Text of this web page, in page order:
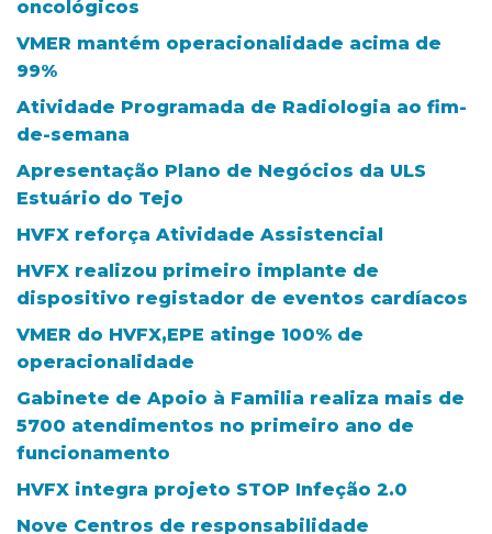
oncológicos
VMER mantém operacionalidade acima de
99%
Atividade Programada de Radiologia ao fim-
de-semana
Apresentação Plano de Negócios da ULS
Estuário do Tejo
HVFX reforça Atividade Assistencial
HVFX realizou primeiro implante de
dispositivo registador de eventos cardíacos
VMER do HVFX,EPE atinge 100% de
operacionalidade
Gabinete de Apoio à Familia realiza mais de
5700 atendimentos no primeiro ano de
funcionamento
HVFX integra projeto STOP Infeção 2.0
Nove Centros de responsabilidade